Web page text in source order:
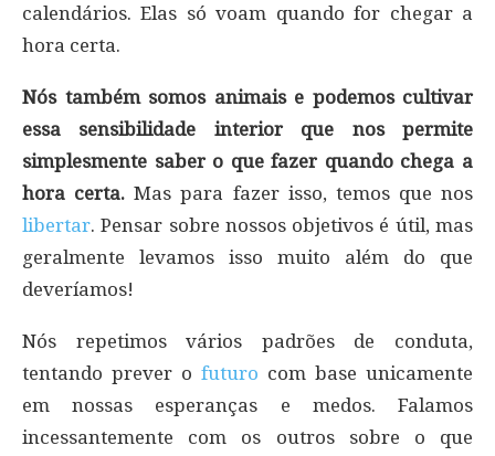
calendários. Elas só voam quando for chegar a
hora certa.
Nós também somos animais e podemos cultivar
essa sensibilidade interior que nos permite
simplesmente saber o que fazer quando chega a
hora certa. Mas para fazer isso, temos que nos
libertar. Pensar sobre nossos objetivos é útil, mas
geralmente levamos isso muito além do que
deveríamos!
Nós repetimos vários padrões de conduta,
tentando prever o futuro com base unicamente
em nossas esperanças e medos. Falamos
incessantemente com os outros sobre o que